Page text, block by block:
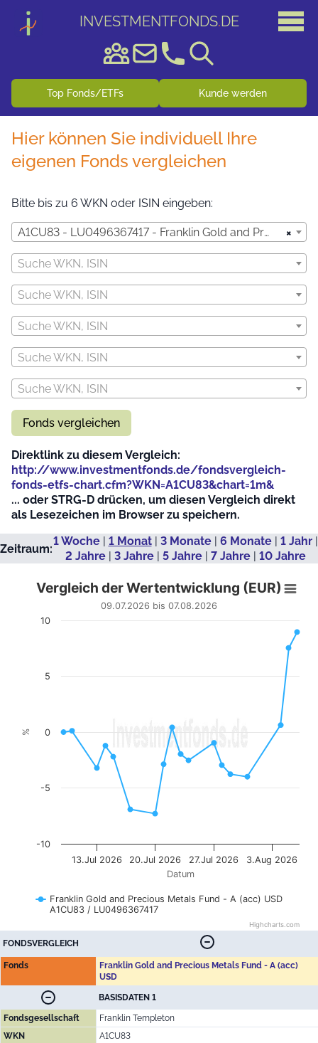
INVESTMENTFONDS.DE
Top Fonds/ETFs Kunde werden
Hier können Sie individuell Ihre
eigenen Fonds vergleichen
Bitte bis zu 6 WKN oder ISIN eingeben:
×
A1CU83 - LU0496367417 - Franklin Gold and Precious Metals Fund - A (acc) USD
Suche WKN, ISIN
Suche WKN, ISIN
Suche WKN, ISIN
Suche WKN, ISIN
Suche WKN, ISIN
Fonds vergleichen
Direktlink zu diesem Vergleich:
http://www.investmentfonds.de/fondsvergleich-
fonds-etfs-chart.cfm?WKN=A1CU83&chart=1m&
... oder STRG-D drücken, um diesen Vergleich direkt
als Lesezeichen im Browser zu speichern.
Zeitraum:
1 Woche| 1 Monat| 3 Monate| 6 Monate| 1 Jahr|
2 Jahre| 3 Jahre| 5 Jahre| 7 Jahre| 10 Jahre
Vergleich der Wertentwicklung (EUR)
Line chart with 18 data points.
09.07.2026 bis 07.08.2026
View as data table, Vergleich der Wertentwicklung (EUR)
The chart has 1 X axis displaying Datum. Data ranges
The chart has 1 Y axis displaying %. Data ranges from -
Datum
%
Vergleich der Wertentwicklung (EUR)
09.07.2026 bis 07.08.2026
Franklin Gold and Precious Metals Fund - A (acc) USD
A1CU83 / LU0496367417
13.Jul 2026 20.Jul 2026 27.Jul 2026 3.Aug 2026
-10
0
10
-5
5
Highcharts.com
FONDSVERGLEICH
Fonds
Franklin Gold and Precious Metals Fund - A (acc)
USD
BASISDATEN 1
Fondsgesellschaft
Franklin Templeton
WKN
A1CU83